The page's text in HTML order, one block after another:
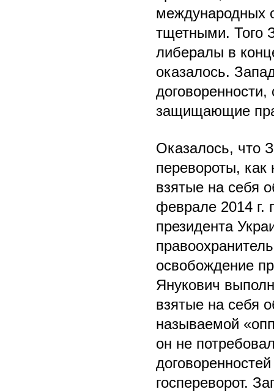
международных
тщетными. Того
либералы в
оказалось.
защищающие
Оказалось, что
перевороты, как
взятые на себя
феврале 2014 г.
президента
освобождение
Янукович
взятые на себя
называемой
он не
госпереворот.